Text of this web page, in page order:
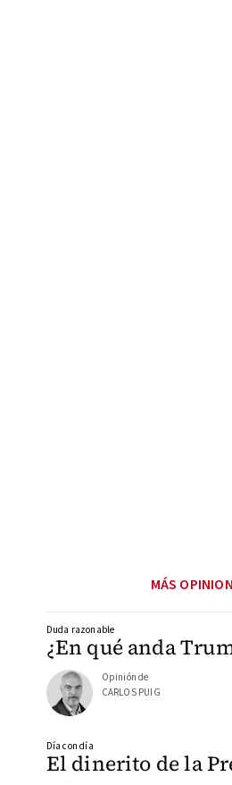
MÁS
¿En qué anda
Duda razonable
Opinión de
CARLOS PUIG
El dinerito de la
Día con día